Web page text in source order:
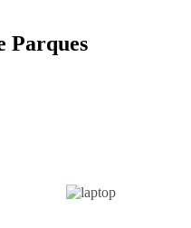
Parques